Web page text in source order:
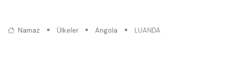
Namaz Ülkeler Angola LUANDA